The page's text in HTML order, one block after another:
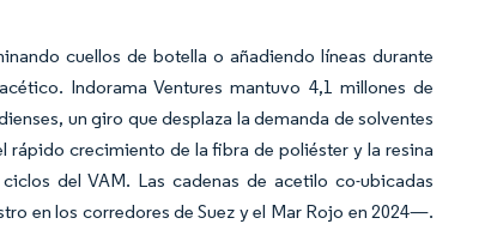
cuellos de botella o añadiendo líneas durante
Indorama Ventures mantuvo 4,1 millones de
un giro que desplaza la demanda de solventes
rápido crecimiento de la fibra de poliéster y la resina
del VAM. Las cadenas de acetilo co-ubicadas
en los corredores de Suez y el Mar Rojo en 2024—.